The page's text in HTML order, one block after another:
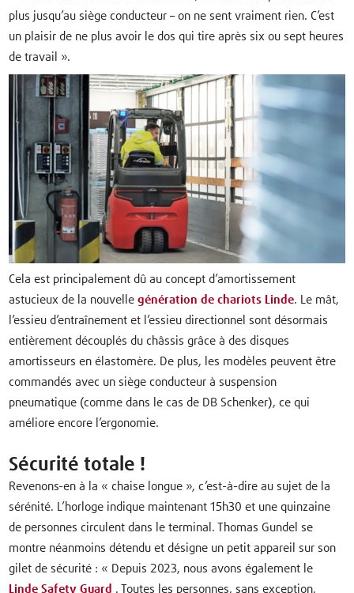
plus jusqu’au siège conducteur – on ne sent vraiment rien. C’est
un plaisir de ne plus avoir le dos qui tire après six ou sept heures
de travail ».
Cela est principalement dû au concept d’amortissement
astucieux de la nouvellegénération de chariots Linde. Le mât,
l’essieu d’entraînement et l’essieu directionnel sont désormais
entièrement découplés du châssis grâce à des disques
amortisseurs en élastomère. De plus, les modèles peuvent être
commandés avec un siège conducteur à suspension
pneumatique (comme dans le cas de DB Schenker), ce qui
améliore encore l’ergonomie.
Sécurité totale !
Revenons-en à la « chaise longue », c’est-à-dire au sujet de la
sérénité. L’horloge indique maintenant 15h30 et une quinzaine
de personnes circulent dans le terminal. Thomas Gundel se
montre néanmoins détendu et désigne un petit appareil sur son
gilet de sécurité : « Depuis 2023, nous avons également le
Linde Safety Guard . Toutes les personnes, sans exception,